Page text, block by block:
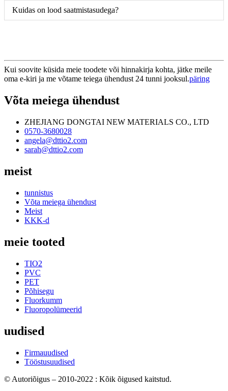
Kuidas on lood saatmistasudega?
Kui soovite küsida meie toodete või hinnakirja kohta, jätke meile
oma e-kiri ja me võtame teiega ühendust 24 tunni jooksul.päring
Võta meiega ühendust
ZHEJIANG DONGTAI NEW MATERIALS CO., LTD
0570-3680028
angela@dttio2.com
sarah@dttio2.com
meist
tunnistus
Võta meiega ühendust
Meist
KKK-d
meie tooted
TIO2
PVC
PET
Põhisegu
Fluorkumm
Fluoropolümeerid
uudised
Firmauudised
Tööstusuudised
© Autoriõigus – 2010-2022 : Kõik õigused kaitstud.